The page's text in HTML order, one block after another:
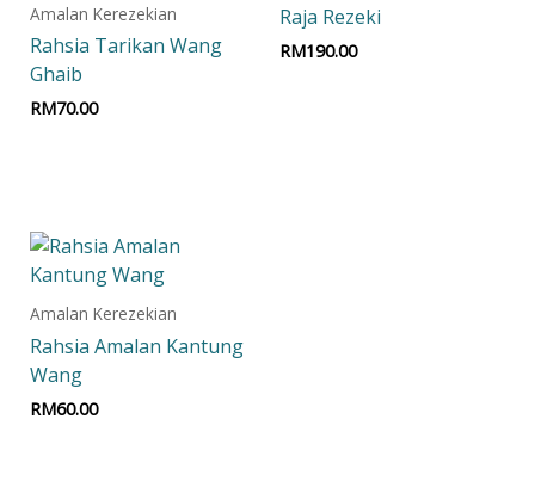
Amalan Kerezekian
Rahsia Tarikan Wang
Ghaib
RM70.00
Raja Rezeki
RM190.00
Amalan Kerezekian
Rahsia Amalan Kantung
Wang
RM60.00